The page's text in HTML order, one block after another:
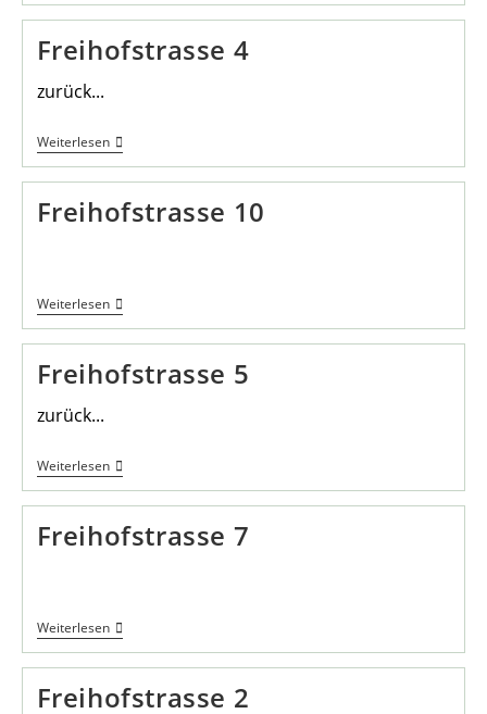
Freihofstrasse 4
zurück...
WeiterlesenFreihofstrasse
4
Freihofstrasse 10
WeiterlesenFreihofstrasse
10
Freihofstrasse 5
zurück...
WeiterlesenFreihofstrasse
5
Freihofstrasse 7
WeiterlesenFreihofstrasse
7
Freihofstrasse 2